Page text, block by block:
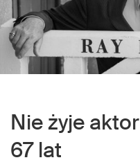
Nie żyje aktor
67 lat